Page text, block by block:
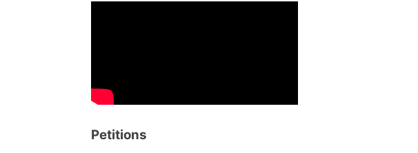
Petitions